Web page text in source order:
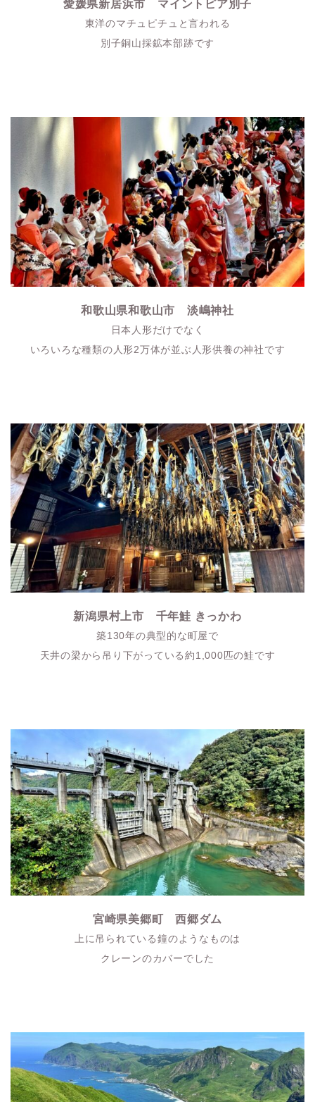
愛媛県新居浜市 マイントピア別子
東洋のマチュピチュと言われる
別子銅山採鉱本部跡です
和歌山県和歌山市 淡嶋神社
日本人形だけでなく
いろいろな種類の人形2万体が並ぶ人形供養の神社です
新潟県村上市 千年鮭 きっかわ
築130年の典型的な町屋で
天井の梁から吊り下がっている約1,000匹の鮭です
宮崎県美郷町 西郷ダム
上に吊られている鐘のようなものは
クレーンのカバーでした